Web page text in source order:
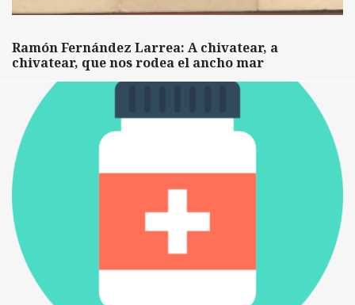
Ramón Fernández Larrea: A chivatear, a
chivatear, que nos rodea el ancho mar